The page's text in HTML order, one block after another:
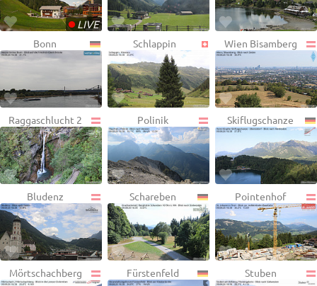
•LIVE
Bonn Schlappin Wien Bisamberg
Raggaschlucht 2 Polinik Skiflugschanze
Bludenz Schareben Pointenhof
Mörtschachberg Fürstenfeld Stuben